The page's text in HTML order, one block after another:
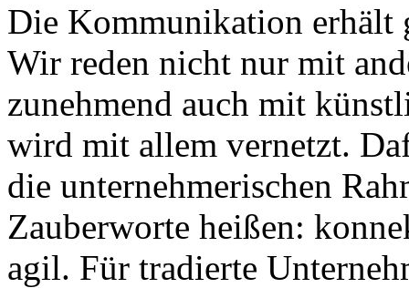
Die Kommunikation erhält
Wir reden nicht nur mit
zunehmend auch mit
wird mit allem vernetzt.
die unternehmerischen
Zauberworte heißen:
agil. Für tradierte